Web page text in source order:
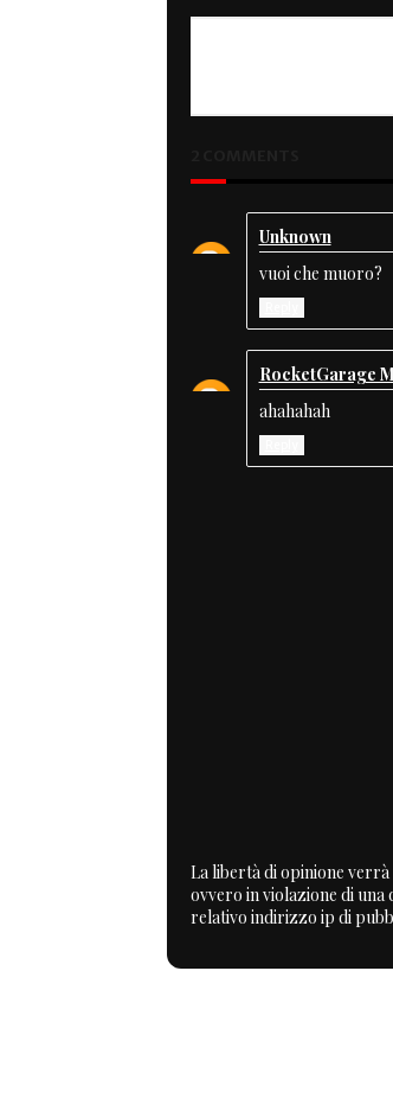
Unknown
vuoi che muoro?
RocketGarage
ahahahah
La libertà di opinione
ovvero in violazione di
relativo indirizzo ip di